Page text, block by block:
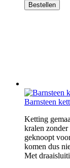
Bestellen
Barnsteen
Ketting
kralen
geknoopt
komen dus
Met